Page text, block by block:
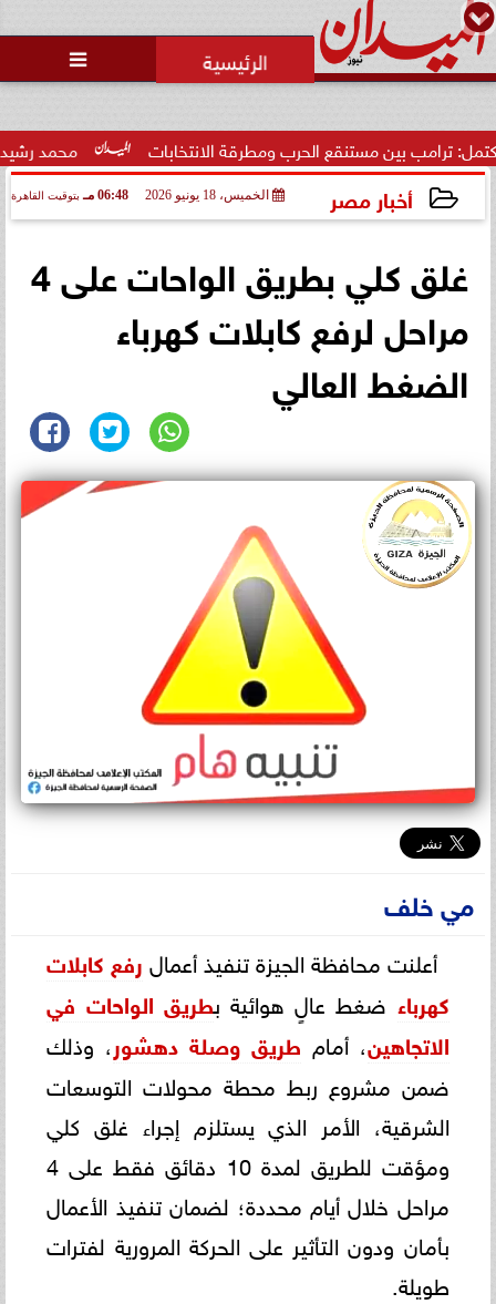

محمد رشيدي: لقاء مستنقع الحرب ومطرقة الانتخابات
أخبار مصر الخميس، 18 يونيو 2026 06:48 مـ بتوقيت القاهرة
غلق كلي بطريق الواحات على 4
مراحل لرفع كابلات كهرباء
الضغط العالي
مي خلف
أعلنت محافظة الجيزة تنفيذ أعمال رفع كابلات
كهرباء ضغط عالٍ هوائية بطريق الواحات في
الاتجاهين، أمام طريق وصلة دهشور، وذلك
ضمن مشروع ربط محطة محولات التوسعات
الشرقية، الأمر الذي يستلزم إجراء غلق كلي
ومؤقت للطريق لمدة 10 دقائق فقط على 4
مراحل خلال أيام محددة؛ لضمان تنفيذ الأعمال
بأمان ودون التأثير على الحركة المرورية لفترات
طويلة.